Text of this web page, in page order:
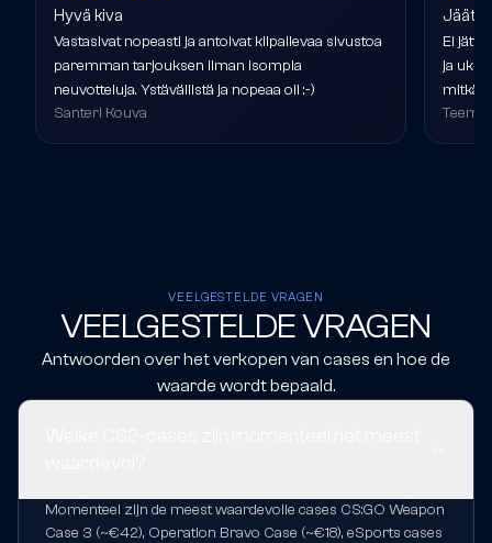
Hyvä kiva
Vastasivat nopeasti ja antoivat kilpailevaa sivustoa
paremman tarjouksen ilman isompia
neuvotteluja. Ystävällistä ja nopeaa oli :-)
Santeri Kouva
Ei
ja
mitkä
Teemu
VEELGESTELDE VRAGEN
VEELGESTELDE VRAGEN
Antwoorden over het verkopen van cases en hoe de
waarde wordt bepaald.
Momenteel zijn de meest waardevolle cases CS:GO Weapon
Case 3 (~€42), Operation Bravo Case (~€18), eSports cases